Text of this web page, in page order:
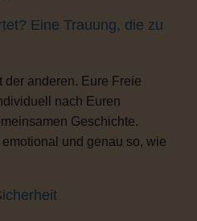
Eine Trauung, die zu
der anderen. Eure Freie
nach Euren
Geschichte.
und genau so, wie